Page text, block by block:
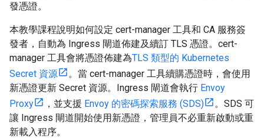
發憑證。
本教學課程說明如何設定 cert-manager 工具和 CA 服務簽
發者，自動為 Ingress 閘道佈建及續訂 TLS 憑證。cert-
manager 工具會將憑證佈建為TLS 類型的 Kubernetes
Secret 資源
。當 cert-manager 工具續購憑證時，會使用
新憑證更新 Secret 資源。Ingress 閘道會執行 Envoy
Proxy
，並支援 Envoy 的密碼探索服務 (SDS)
。SDS 可
讓 Ingress 閘道開始使用新憑證，管理員不必重新啟動或重
新載入程序。